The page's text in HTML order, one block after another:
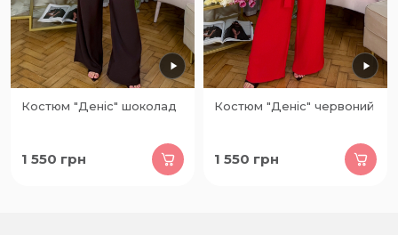
Костюм "Деніс" шоколад
1 550 грн
Костюм "Деніс" червоний
1 550 грн